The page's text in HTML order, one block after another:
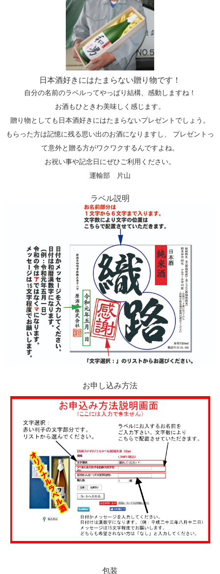
日本酒好きにはたまらない贈り物です！
自分の名前のラベルってやっぱり結構、感動しますね！
お酒もひときわ美味しく感じます。
贈り物としても日本酒好きにはたまらないプレゼントでしょう。
もらった方は記憶に残る思い出のお酒になりますし、 プレゼントっ
て意外と贈る方がワクワクするんですよね。
お祝い事や記念日にぜひご利用ください。
運輸部 片山
ラベル説明
お申し込み方法
包装